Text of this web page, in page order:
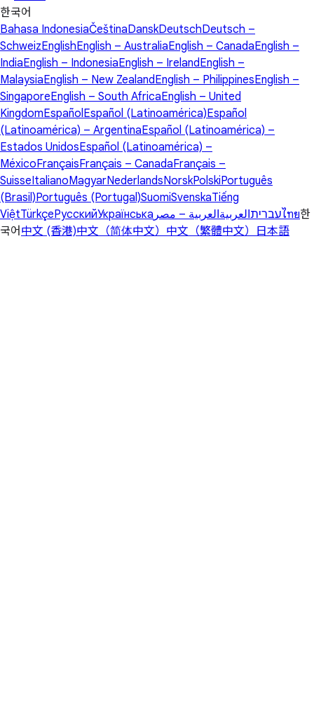
한국어
Bahasa IndonesiaČeštinaDanskDeutschDeutsch –
SchweizEnglishEnglish – AustraliaEnglish – CanadaEnglish –
IndiaEnglish – IndonesiaEnglish – IrelandEnglish –
MalaysiaEnglish – New ZealandEnglish – PhilippinesEnglish –
SingaporeEnglish – South AfricaEnglish – United
KingdomEspañol Español (Latinoamérica)Español
(Latinoamérica) – ArgentinaEspañol (Latinoamérica) –
Estados UnidosEspañol (Latinoamérica) –
MéxicoFrançaisFrançais – CanadaFrançais –
SuisseItalianoMagyarNederlandsNorskPolskiPortuguês
(Brasil)Português (Portugal)SuomiSvenskaTiếng
ViệtTürkçeРусскийУкраїнська עבריתالعربيةالعربية – مصر ไทย한
국어 中文 (香港)中文（简体中文） 中文（繁體中文） 日本語